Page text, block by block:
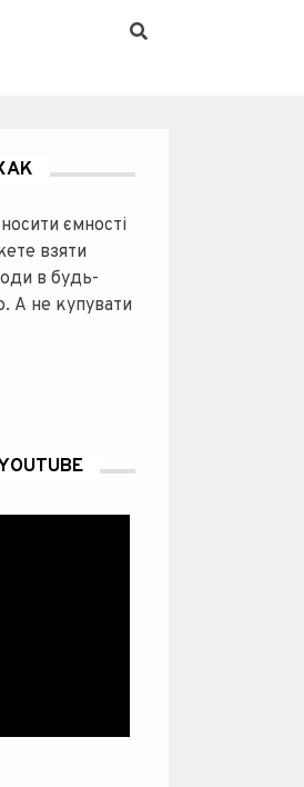
ємності
взяти
в будь-
А не купувати